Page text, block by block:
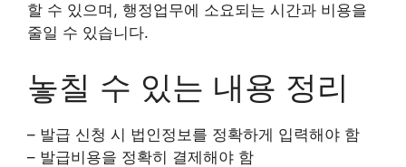
할 수 있으며, 행정업무에 소요되는 시간과 비용을
줄일 수 있습니다.
놓칠 수 있는 내용 정리
– 발급 신청 시 법인정보를 정확하게 입력해야 함
– 발급비용을 정확히 결제해야 함